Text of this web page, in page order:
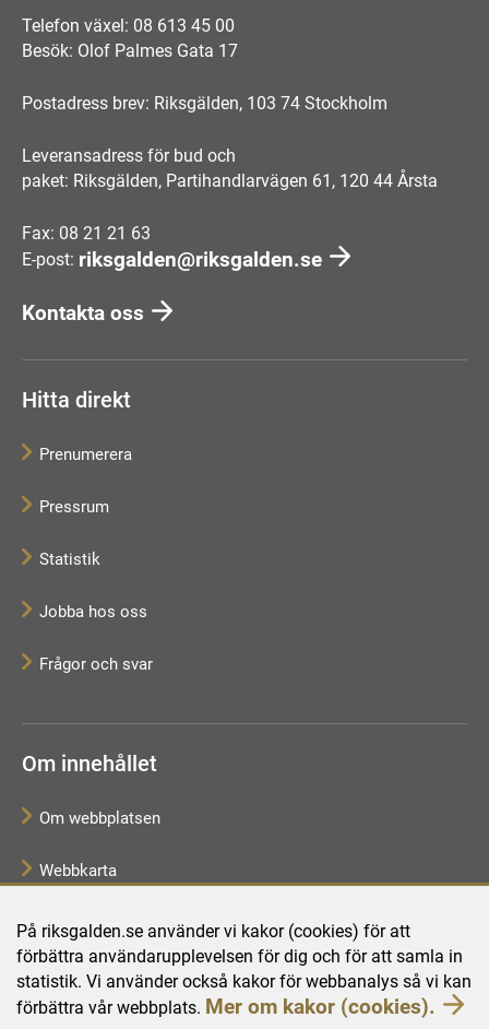
På riksgalden.se använder vi kakor (cookies) för att
förbättra användarupplevelsen för dig och för att samla in
statistik. Vi använder också kakor för webbanalys så vi kan
förbättra vår webbplats. Mer om kakor (cookies).
Telefon växel: 08 613 45 00
Besök: Olof Palmes Gata 17
Postadress brev: Riksgälden, 103 74 Stockholm
Leveransadress för bud och
paket: Riksgälden, Partihandlarvägen 61, 120 44 Årsta
Fax: 08 21 21 63
E-post: riksgalden@riksgalden.se
Kontakta oss
Hitta direkt
Prenumerera
Pressrum
Statistik
Jobba hos oss
Frågor och svar
Om innehållet
Om webbplatsen
Webbkarta
Tillgänglighetsredogörelse
Behandling av personuppgifter